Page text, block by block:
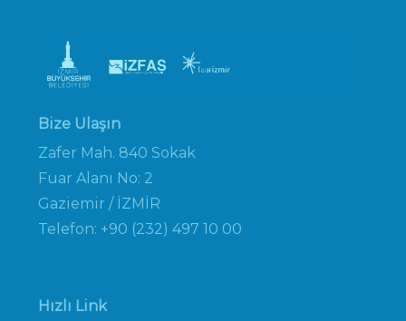
Bize Ulaşın
Zafer Mah. 840 Sokak
Fuar Alanı No: 2
Gaziemir / İZMİR
Telefon: +90 (232) 497 10 00
Hızlı Link